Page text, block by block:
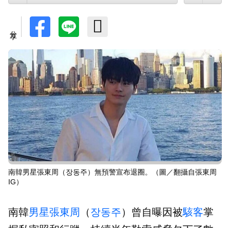
南韓男星張東周（장동주）無預警宣布退圈。（圖／翻攝自張東周
IG）
南韓男星張東周 （장동주）曾自曝因被駭客掌